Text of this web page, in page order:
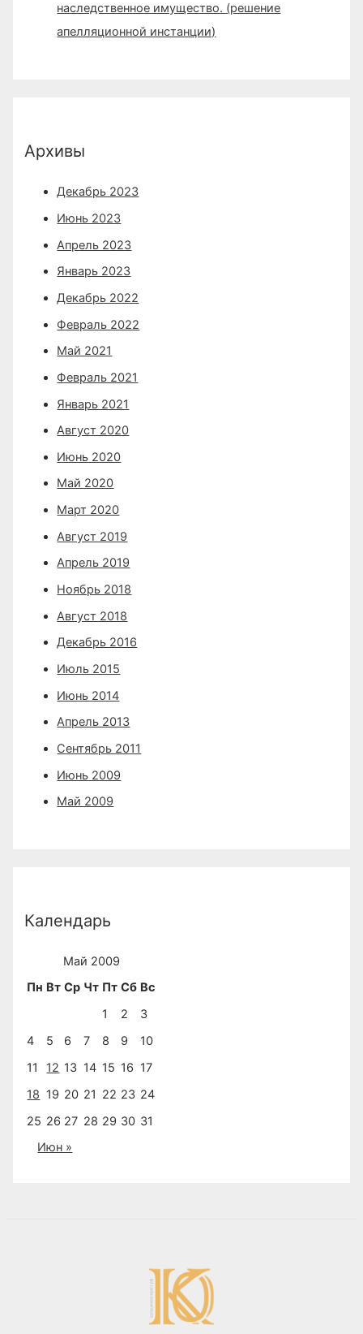
наследственное имущество. (решение
апелляционной инстанции)
Архивы
Декабрь 2023
Июнь 2023
Апрель 2023
Январь 2023
Декабрь 2022
Февраль 2022
Май 2021
Февраль 2021
Январь 2021
Август 2020
Июнь 2020
Май 2020
Март 2020
Август 2019
Апрель 2019
Ноябрь 2018
Август 2018
Декабрь 2016
Июль 2015
Июнь 2014
Апрель 2013
Сентябрь 2011
Июнь 2009
Май 2009
Календарь
Май 2009
Пн Вт Ср Чт Пт Сб Вс
1
2
3
4
5 6 7 8 9
10
11
12 13 14 15 16 17
18 19 20 21 22 23 24
25 26 27 28 29 30 31
Июн »